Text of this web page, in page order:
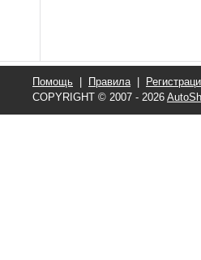
Помощь Правила|
COPYRIGHT © 2007 - 2026